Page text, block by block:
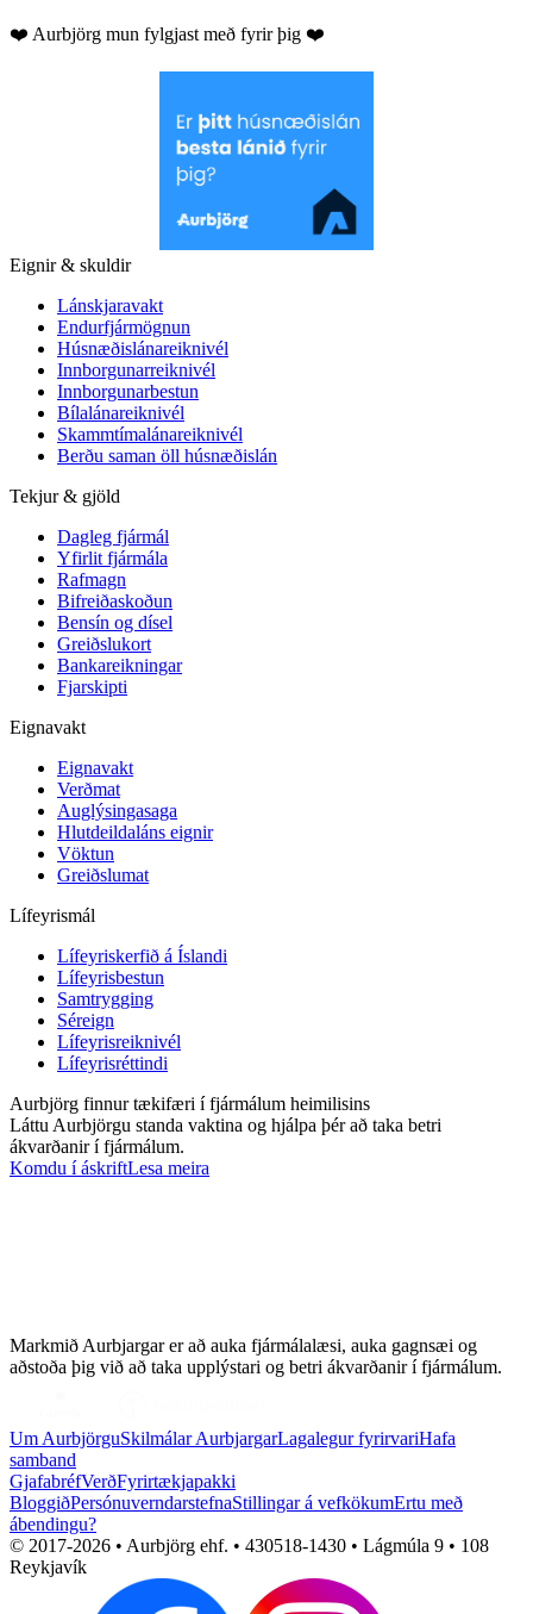
❤️ Aurbjörg mun fylgjast með fyrir þig ❤️
Eignir & skuldir
Lánskjaravakt
Endurfjármögnun
Húsnæðislánareiknivél
Innborgunarreiknivél
Innborgunarbestun
Bílalánareiknivél
Skammtímalánareiknivél
Berðu saman öll húsnæðislán
Tekjur & gjöld
Dagleg fjármál
Yfirlit fjármála
Rafmagn
Bifreiðaskoðun
Bensín og dísel
Greiðslukort
Bankareikningar
Fjarskipti
Eignavakt
Eignavakt
Verðmat
Auglýsingasaga
Hlutdeildaláns eignir
Vöktun
Greiðslumat
Lífeyrismál
Lífeyriskerfið á Íslandi
Lífeyrisbestun
Samtrygging
Séreign
Lífeyrisreiknivél
Lífeyrisréttindi
Aurbjörg finnur tækifæri í fjármálum heimilisins
Láttu Aurbjörgu standa vaktina og hjálpa þér að taka betri
ákvarðanir í fjármálum.
Komdu í áskriftLesa meira
Markmið Aurbjargar er að auka fjármálalæsi, auka gagnsæi og
aðstoða þig við að taka upplýstari og betri ákvarðanir í fjármálum.
Um AurbjörguSkilmálar AurbjargarLagalegur fyrirvariHafa
samband
GjafabréfVerðFyrirtækjapakki
BloggiðPersónuverndarstefnaStillingar á vefkökumErtu með
ábendingu?
© 2017-2026 • Aurbjörg ehf. • 430518-1430 • Lágmúla 9 • 108
Reykjavík